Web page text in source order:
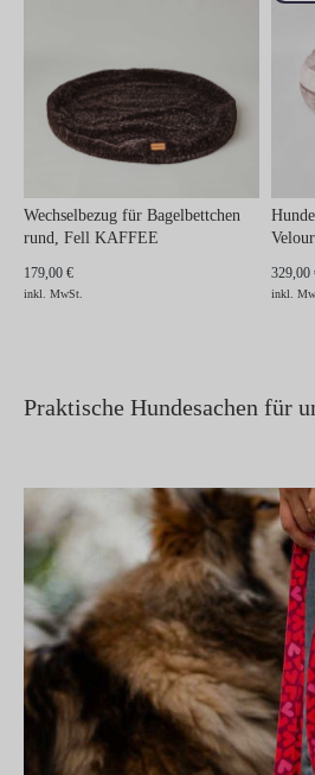
Wechselbezug für Bagelbettchen
rund, Fell KAFFEE
179,00 €
inkl. MwSt.
329,00
inkl.
Praktische Hundesachen für